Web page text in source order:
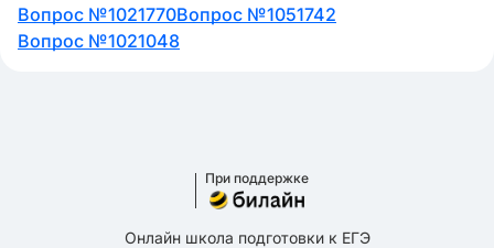
Вопрос №1021770Вопрос №1051742
Вопрос №1021048
При поддержке
Онлайн школа подготовки к ЕГЭ